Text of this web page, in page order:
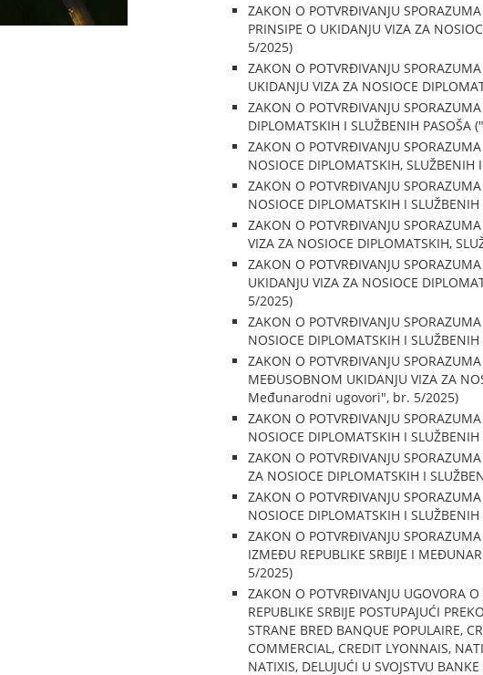
ZAKON O POTVRĐIVANJU
PRINSIPE O UKIDANJU VIZA ZA
5/2025)
ZAKON O POTVRĐIVANJU
UKIDANJU VIZA ZA NOSIOCE
ZAKON O POTVRĐIVANJU
DIPLOMATSKIH I SLUŽBENIH
ZAKON O POTVRĐIVANJU
NOSIOCE DIPLOMATSKIH,
ZAKON O POTVRĐIVANJU
NOSIOCE DIPLOMATSKIH I
ZAKON O POTVRĐIVANJU
VIZA ZA NOSIOCE DIPLOMATSKIH,
ZAKON O POTVRĐIVANJU
UKIDANJU VIZA ZA NOSIOCE
5/2025)
ZAKON O POTVRĐIVANJU
NOSIOCE DIPLOMATSKIH I
ZAKON O POTVRĐIVANJU
MEĐUSOBNOM UKIDANJU VIZA ZA
Međunarodni ugovori", br. 5/2025)
ZAKON O POTVRĐIVANJU
NOSIOCE DIPLOMATSKIH I
ZAKON O POTVRĐIVANJU
ZA NOSIOCE DIPLOMATSKIH I
ZAKON O POTVRĐIVANJU
NOSIOCE DIPLOMATSKIH I
ZAKON O POTVRĐIVANJU
IZMEĐU REPUBLIKE SRBIJE I
5/2025)
ZAKON O POTVRĐIVANJU UGOVORA
REPUBLIKE SRBIJE POSTUPAJUĆI
STRANE BRED BANQUE POPULAIRE,
COMMERCIAL, CREDIT LYONNAIS,
NATIXIS, DELUJUĆI U SVOJSTVU